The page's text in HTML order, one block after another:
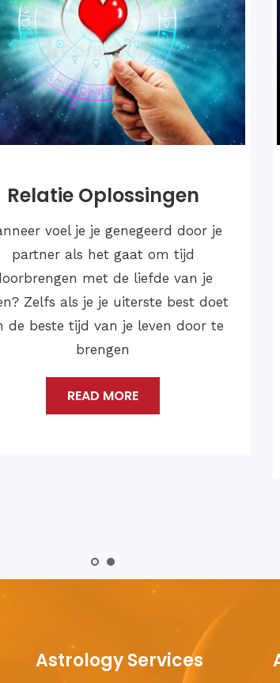
verwijzen naar
acties die
vijandige
te bereiken.
variëren
van de vijand
optreden.
Liefde is het
zowel het
diepste
Jongeren zijn
Astrology Services